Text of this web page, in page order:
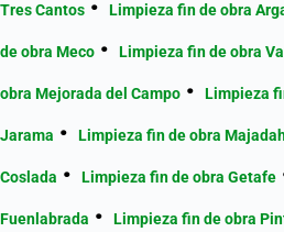
Tres Cantos Limpieza fin de obra
de obra Meco Limpieza fin de obra
obra Mejorada del Campo Limpieza
Jarama Limpieza fin de obra
Coslada Limpieza fin de obra Getafe
Fuenlabrada Limpieza fin de obra